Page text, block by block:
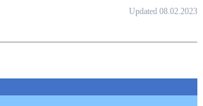
Updated 08.02.2023